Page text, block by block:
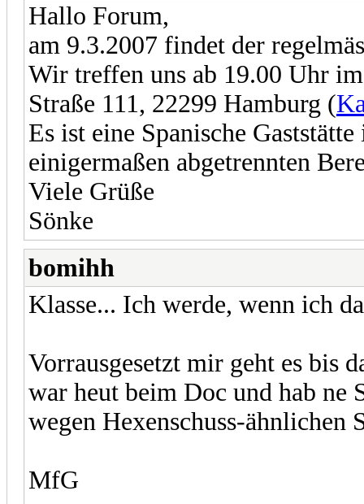
Hallo Forum,
am 9.3.2007 findet der
Wir treffen uns ab 19.00 Uhr
Straße 111, 22299 Hamburg (
Es ist eine Spanische
einigermaßen abgetrennten
Viele Grüße
Sönke
bomihh
Klasse... Ich werde, wenn ich
Vorrausgesetzt mir geht es bis
war heut beim Doc und hab ne
wegen Hexenschuss-ähnlichen
MfG